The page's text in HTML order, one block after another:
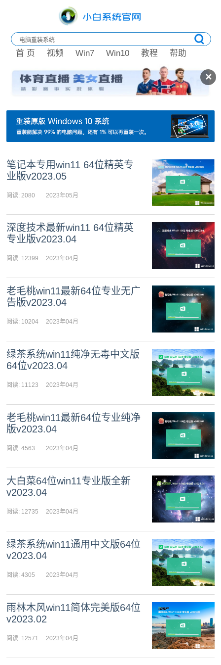
✕
首 页 视频 Win7 Win10 教程 帮助
笔记本专用win11 64位精英专
业版v2023.05
阅读: 2080
2023年05月
深度技术最新win11 64位精英
专业版v2023.04
阅读: 12399
2023年04月
老毛桃win11最新64位专业无广
告版v2023.04
阅读: 10204
2023年04月
绿茶系统win11纯净无毒中文版
64位v2023.04
阅读: 11123
2023年04月
老毛桃win11最新64位专业纯净
版v2023.04
阅读: 4563
2023年04月
大白菜64位win11专业版全新
v2023.04
阅读: 12735
2023年04月
绿茶系统win11通用中文版64位
v2023.04
阅读: 4305
2023年04月
雨林木风win11简体完美版64位
v2023.02
阅读: 12571
2023年04月